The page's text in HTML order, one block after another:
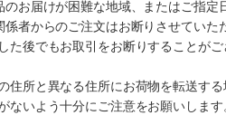
お届けが困難な地域、またはご指定
者からのご注文はお断りさせてい
後でもお取引をお断りすることがご
所と異なる住所にお荷物を転送す
いよう十分にご注意をお願いします